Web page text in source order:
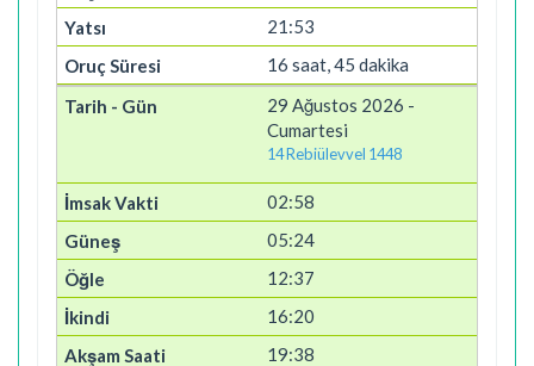
21:53
16 saat, 45 dakika
29 Ağustos 2026 -
Cumartesi
14 Rebiülevvel 1448
02:58
05:24
12:37
16:20
19:38